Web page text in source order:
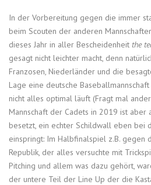
In der Vorbereitung gegen die immer
beim Scouten der anderen
dieses Jahr in aller Bescheidenheit the
gesagt nicht leichter macht, denn
Franzosen, Niederländer und die
Lage eine deutsche
nicht alles optimal läuft (Fragt mal
Mannschaft der Cadets in 2019 ist aber
besetzt, ein echter Schildwall eben bei
einspringt: Im Halbfinalspiel z.B. gegen
Republik, der alles versuchte mit
Pitching und allem was dazu gehört,
der untere Teil der Line Up der die